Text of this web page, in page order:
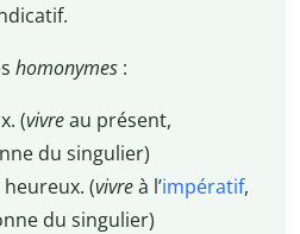
homonymes:
(vivreau présent,
du singulier)
(vivreà l’impératif,
du singulier)